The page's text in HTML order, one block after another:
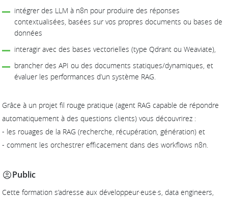
intégrer des LLM à n8n pour produire des réponses
contextualisées, basées sur vos propres documents ou bases de
données
interagir avec des bases vectorielles (type Qdrant ou Weaviate),
brancher des API ou des documents statiques/dynamiques, et
évaluer les performances d’un système RAG.
Grâce à un projet fil rouge pratique (agent RAG capable de répondre
automatiquement à des questions clients) vous découvrirez :
- les rouages de la RAG (recherche, récupération, génération) et
- comment les orchestrer efficacement dans des workflows n8n.
Public
Cette formation s’adresse aux développeur·euse·s, data engineers,